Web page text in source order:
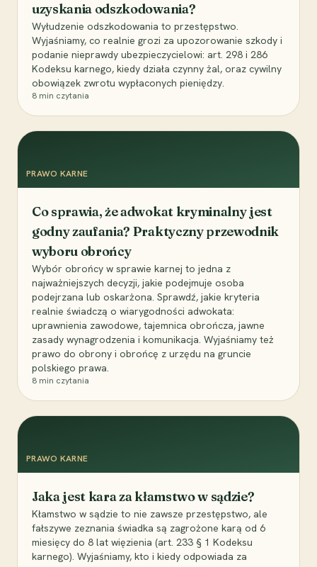
uzyskania odszkodowania?
Wyłudzenie odszkodowania to przestępstwo.
Wyjaśniamy, co realnie grozi za upozorowanie szkody i
podanie nieprawdy ubezpieczycielowi: art. 298 i 286
Kodeksu karnego, kiedy działa czynny żal, oraz cywilny
obowiązek zwrotu wypłaconych pieniędzy.
8 min czytania
PRAWO KARNE
Co sprawia, że adwokat kryminalny jest
godny zaufania? Praktyczny przewodnik
wyboru obrońcy
Wybór obrońcy w sprawie karnej to jedna z
najważniejszych decyzji, jakie podejmuje osoba
podejrzana lub oskarżona. Sprawdź, jakie kryteria
realnie świadczą o wiarygodności adwokata:
uprawnienia zawodowe, tajemnica obrończa, jawne
zasady wynagrodzenia i komunikacja. Wyjaśniamy też
prawo do obrony i obrońcę z urzędu na gruncie
polskiego prawa.
8 min czytania
PRAWO KARNE
Jaka jest kara za kłamstwo w sądzie?
Kłamstwo w sądzie to nie zawsze przestępstwo, ale
fałszywe zeznania świadka są zagrożone karą od 6
miesięcy do 8 lat więzienia (art. 233 § 1 Kodeksu
karnego). Wyjaśniamy, kto i kiedy odpowiada za